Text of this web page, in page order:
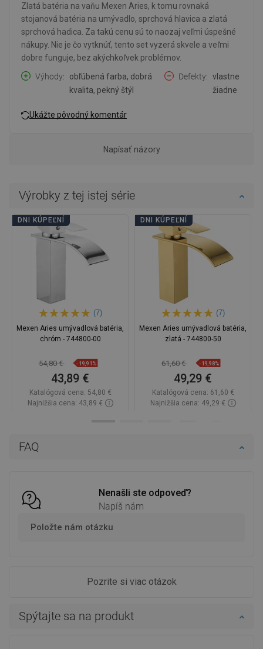
FAQ
Nenašli ste odpoveď?
Napíš nám
Položte nám otázku
Pozrite si viac otázok
Zlatá batéria na vaňu Mexen Aries, k tomu rovnaká
stojanová batéria na umývadlo, sprchová hlavica a zlatá
sprchová hadica. Za takú cenu sú to naozaj veľmi úspešné
nákupy. Nie je čo vytknúť, tento set vyzerá skvele a veľmi
dobre funguje, bez akýchkoľvek problémov.
Výhody
obľúbená farba, dobrá
kvalita, pekný štýl
Defekty
vlastne
žiadne
Ukážte pôvodný komentár
Napísať názory
Spýtajte sa na produkt
Výrobky z tej istej série
DNI KÚPEĽNÍ
(7)
Mexen Aries umývadlová batéria,
chróm - 744800-00
54,80 € -19,91%
43,89 €
Katalógová cena: 54,80 €
Najnižšia cena: 43,89 €
DNI KÚPEĽNÍ
(7)
Mexen Aries umývadlová batéria,
zlatá - 744800-50
61,60 € -19,98%
49,29 €
Katalógová cena: 61,60 €
Najnižšia cena: 49,29 €